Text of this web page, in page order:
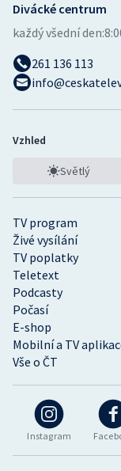
Instagram
TV program
Živé vysílání
TV poplatky
Teletext
Podcasty
Počasí
E-shop
Mobilní a TV
Vše o ČT
Divácké centrum
každý všední den:
261 136 113
Vzhled
Světlý